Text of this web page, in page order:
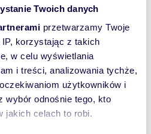
Twoich danych
przetwarzamy Twoje
korzystając z takich
w celu wyświetlania
i treści, analizowania tychże,
użytkowników i
wybór odnośnie tego, kto
jakich celach to robi.
się z
Tobą